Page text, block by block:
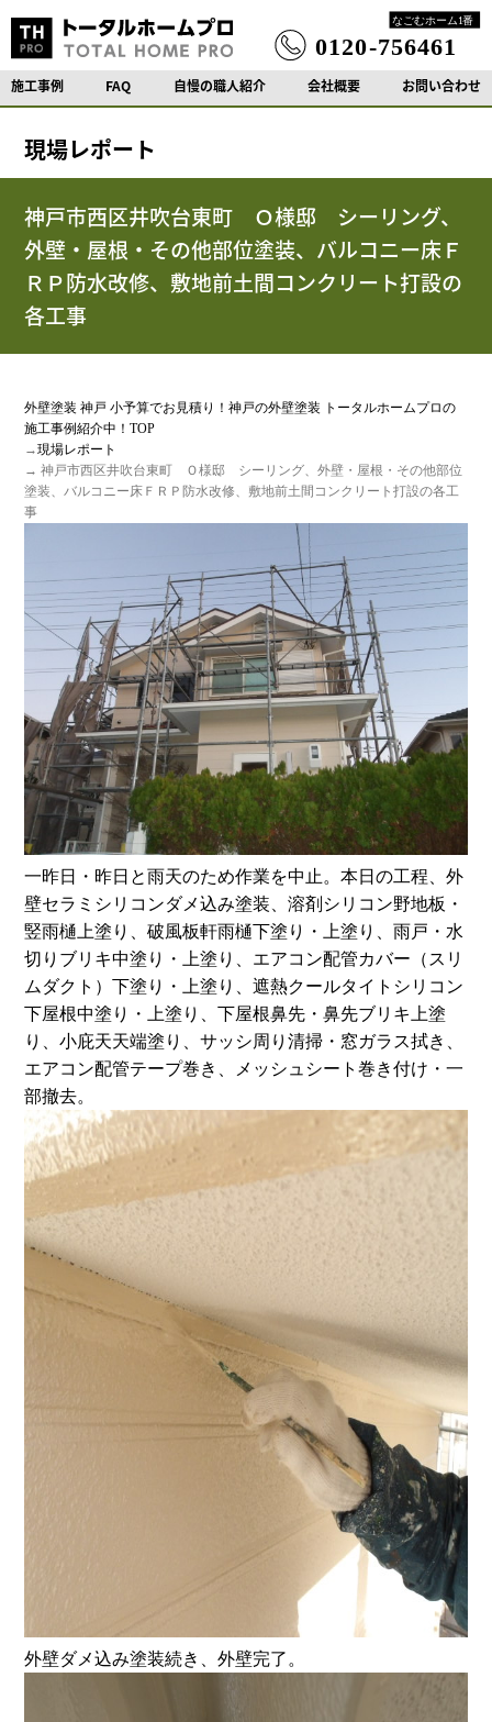
施工事例 FAQ 自慢の職人紹介 会社概要 お問い合わせ
現場レポート
神戸市西区井吹台東町 Ｏ様邸 シーリング、
外壁・屋根・その他部位塗装、バルコニー床Ｆ
ＲＰ防水改修、敷地前土間コンクリート打設の
各工事
外壁塗装 神戸 小予算でお見積り！神戸の外壁塗装 トータルホームプロの
施工事例紹介中！TOP
→現場レポート
→ 神戸市西区井吹台東町 Ｏ様邸 シーリング、外壁・屋根・その他部位
塗装、バルコニー床ＦＲＰ防水改修、敷地前土間コンクリート打設の各工
事
一昨日・昨日と雨天のため作業を中止。本日の工程、外
壁セラミシリコンダメ込み塗装、溶剤シリコン野地板・
竪雨樋上塗り、破風板軒雨樋下塗り・上塗り、雨戸・水
切りブリキ中塗り・上塗り、エアコン配管カバー（スリ
ムダクト）下塗り・上塗り、遮熱クールタイトシリコン
下屋根中塗り・上塗り、下屋根鼻先・鼻先ブリキ上塗
り、小庇天天端塗り、サッシ周り清掃・窓ガラス拭き、
エアコン配管テープ巻き、メッシュシート巻き付け・一
部撤去。
外壁ダメ込み塗装続き、外壁完了。